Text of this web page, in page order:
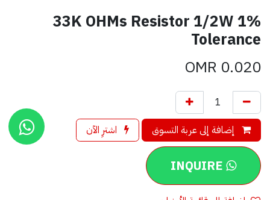
33K OHMs Resistor 1/2W 1%
Tolerance
0.020
إضافة إلى عربة التسوق اشترِ الآن
INQUIRE